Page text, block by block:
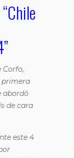
Corfo,
primera
abordó
de cara
este 4